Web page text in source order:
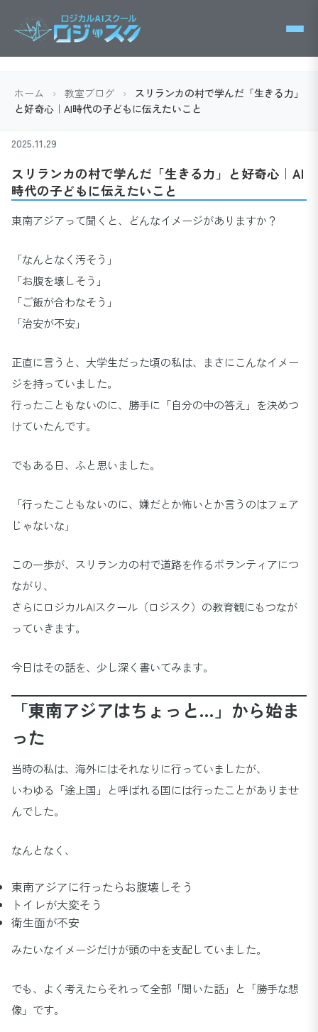
ホーム › 教室ブログ ›
スリランカの村で学んだ「生きる力」
と好奇心｜AI時代の子どもに伝えたいこと
2025.11.29
スリランカの村で学んだ「生きる力」と好奇心｜AI
時代の子どもに伝えたいこと
東南アジアって聞くと、どんなイメージがありますか？
「なんとなく汚そう」
「お腹を壊しそう」
「ご飯が合わなそう」
「治安が不安」
正直に言うと、大学生だった頃の私は、まさにこんなイメー
ジを持っていました。
行ったこともないのに、勝手に「自分の中の答え」を決めつ
けていたんです。
でもある日、ふと思いました。
「行ったこともないのに、嫌だとか怖いとか言うのはフェア
じゃないな」
この一歩が、スリランカの村で道路を作るボランティアにつ
ながり、
さらにロジカルAIスクール（ロジスク）の教育観にもつなが
っていきます。
今日はその話を、少し深く書いてみます。
「東南アジアはちょっと…」から始ま
った
当時の私は、海外にはそれなりに行っていましたが、
いわゆる「途上国」と呼ばれる国には行ったことがありませ
んでした。
なんとなく、
東南アジアに行ったらお腹壊しそう
トイレが大変そう
衛生面が不安
みたいなイメージだけが頭の中を支配していました。
でも、よく考えたらそれって全部「聞いた話」と「勝手な想
像」です。